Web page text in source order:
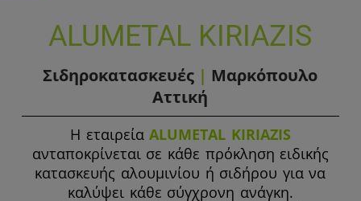
ALUMETAL KIRIAZIS
Σιδηροκατασκευές | Μαρκόπουλο
Αττική
Η εταιρείαALUMETAL KΙRIAZIS
ανταποκρίνεται σε κάθε πρόκληση ειδικής
κατασκευής αλουμινίου ή σιδήρου για να
καλύψει κάθε σύγχρονη ανάγκη.